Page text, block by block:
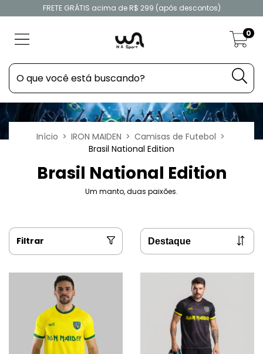
FRETE GRÁTIS acima de R$ 299 (após descontos)
0
Início > IRON MAIDEN > Camisas de Futebol >
Brasil National Edition
Brasil National Edition
Um manto, duas paixões.
Filtrar